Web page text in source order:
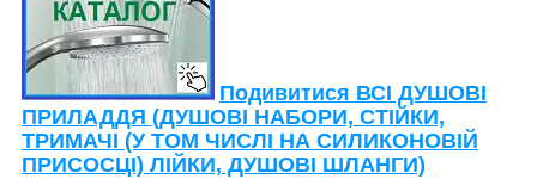
Подивитися ВСІ ДУШОВІ
ПРИЛАДДЯ (ДУШОВІ НАБОРИ, СТІЙКИ,
ТРИМАЧІ (У ТОМ ЧИСЛІ НА СИЛИКОНОВІЙ
ПРИСОСЦІ) ЛІЙКИ, ДУШОВІ ШЛАНГИ)